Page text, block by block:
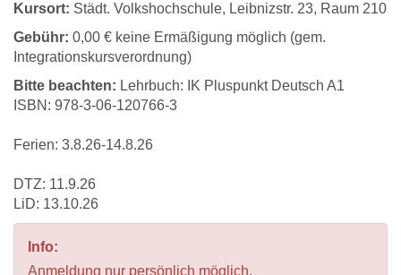
Kursort: Städt. Volkshochschule, Leibnizstr. 23, Raum 210
Gebühr: 0,00 € keine Ermäßigung möglich (gem.
Integrationskursverordnung)
Bitte beachten: Lehrbuch: IK Pluspunkt Deutsch A1
ISBN: 978-3-06-120766-3
Ferien: 3.8.26-14.8.26
DTZ: 11.9.26
LiD: 13.10.26
Info:
Anmeldung nur persönlich möglich.